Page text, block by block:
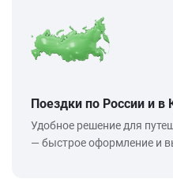
Поездки по России и
Удобное решение для
— быстрое оформление и